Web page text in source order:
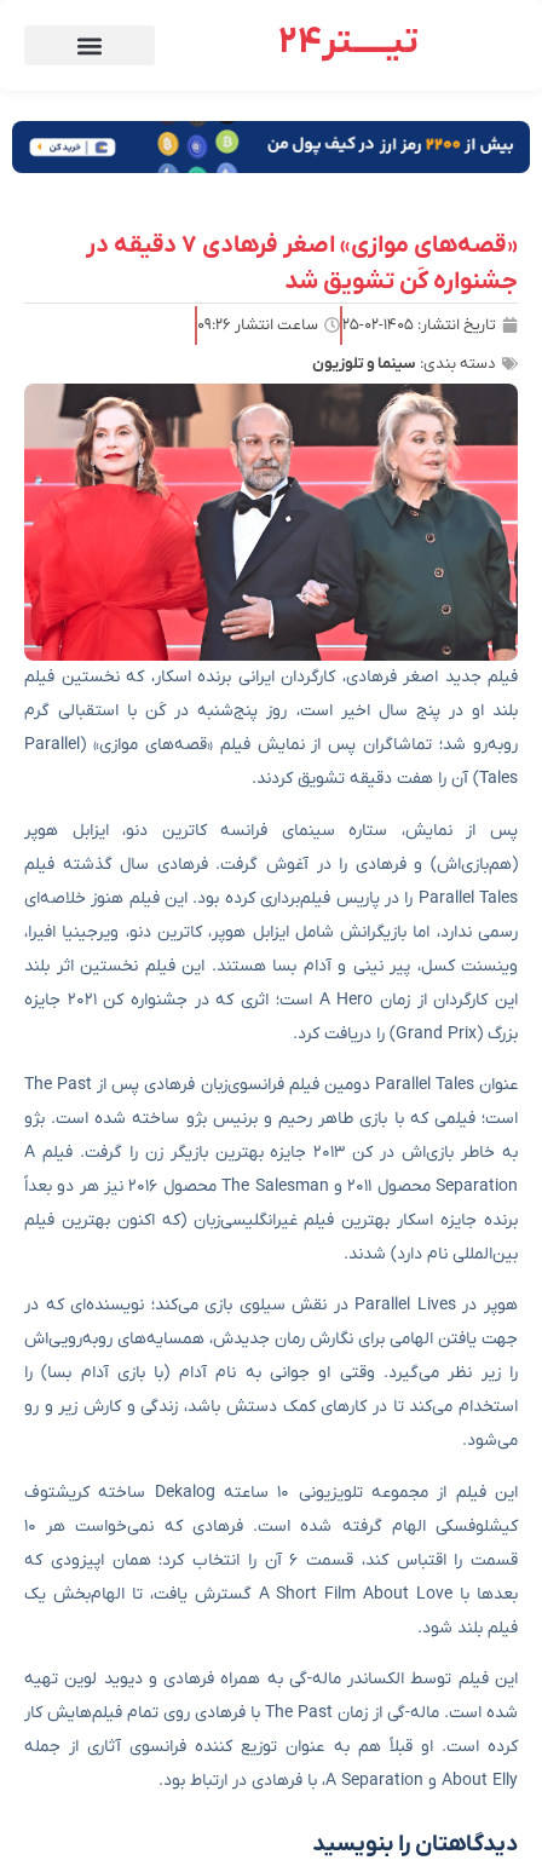
تیـــــتر24
«قصه‌های موازی» اصغر فرهادی ۷ دقیقه در
جشنواره کَن تشویق شد
تاریخ انتشار: ۱۴۰۵-۰۲-۲۵ ساعت انتشار ۰۹:۲۶
دسته بندی: سینما و تلوزیون
فیلم جدید اصغر فرهادی، کارگردان ایرانی برنده اسکار، که نخستین فیلم
بلند او در پنج سال اخیر است، روز پنج‌شنبه در کَن با استقبالی گرم
روبه‌رو شد؛ تماشاگران پس از نمایش فیلم «قصه‌های موازی» (Parallel
Tales) آن را هفت دقیقه تشویق کردند.
پس از نمایش، ستاره‌ سینمای فرانسه کاترین دنو، ایزابل هوپر
(هم‌بازی‌اش) و فرهادی را در آغوش گرفت. فرهادی سال گذشته فیلم
Parallel Tales را در پاریس فیلم‌برداری کرده بود. این فیلم هنوز خلاصه‌‌ای
رسمی ندارد، اما بازیگرانش شامل ایزابل هوپر، کاترین دنو، ویرجینیا افیرا،
وینسنت کسل، پیر نینی و آدام بسا هستند. این فیلم نخستین اثر بلند
این کارگردان از زمان A Hero است؛ اثری که در جشنواره کن ۲۰۲۱ جایزه
بزرگ (Grand Prix) را دریافت کرد.
عنوان Parallel Tales دومین فیلم فرانسوی‌زبان فرهادی پس از The Past
است؛ فیلمی که با بازی طاهر رحیم و برنیس بژو ساخته شده است. بژو
به‌ خاطر بازی‌اش در کن ۲۰۱۳ جایزه بهترین بازیگر زن را گرفت. فیلم A
Separation محصول ۲۰۱۱ و The Salesman محصول ۲۰۱۶ نیز هر دو بعداً
برنده‌ جایزه اسکار بهترین فیلم غیرانگلیسی‌زبان (که اکنون بهترین فیلم
بین‌المللی نام دارد) شدند.
هوپر در Parallel Lives در نقش سیلوی بازی می‌کند؛ نویسنده‌ای که در
جهت یافتن الهامی برای نگارش رمان جدیدش، همسایه‌های روبه‌رویی‌اش
را زیر نظر می‌گیرد. وقتی او جوانی به نام آدام (با بازی آدام بسا) را
استخدام می‌کند تا در کارهای کمک دستش باشد، زندگی و کارش زیر و رو
می‌شود.
این فیلم از مجموعه‌ تلویزیونی ۱۰ ساعته‌ Dekalog ساخته‌ کریشتوف
کیشلوفسکی الهام گرفته شده است. فرهادی که نمی‌خواست هر ۱۰
قسمت را اقتباس کند، قسمت ۶ آن را انتخاب کرد؛ همان اپیزودی که
بعدها با A Short Film About Love گسترش یافت، تا الهام‌بخش یک
فیلم بلند شود.
این فیلم توسط الکساندر ماله-گی به‌ همراه فرهادی و دیوید لوین تهیه
شده است. ماله-گی از زمان The Past با فرهادی روی تمام فیلم‌هایش کار
کرده است. او قبلاً هم به‌ عنوان توزیع کننده فرانسوی آثاری از جمله
About Elly و A Separation، با فرهادی در ارتباط بود.
دیدگاهتان را بنویسید